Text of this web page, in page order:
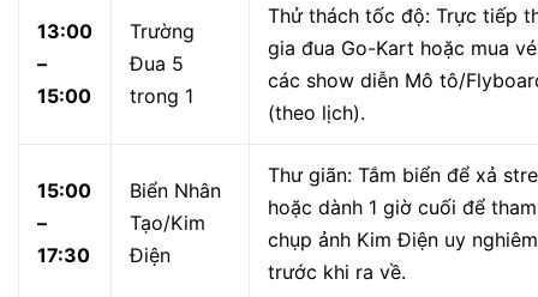
15:30
–
Khu Vui
Chơi Trẻ
Tham gia các trò chơi nhẹ
nhàng, vòng quay ngựa
gỗ, khu trò chơi trong nhà
hoặc khám phá Thế Giới
Tuyết.
Hành trình 2: Cháy hết mình
cùng nhóm bạn với các trò chơi